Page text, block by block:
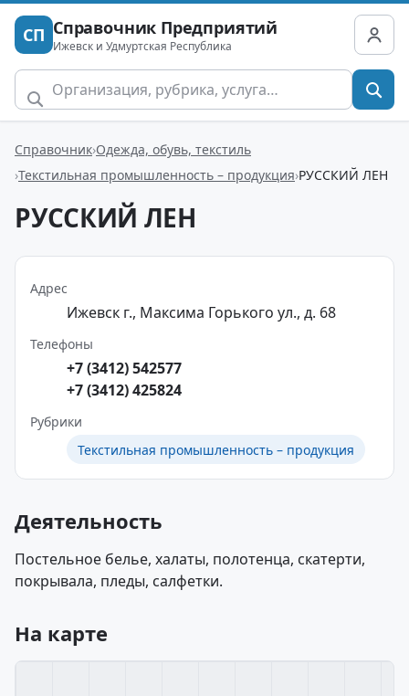
СП Справочник Предприятий
Ижевск и Удмуртская Республика
Справочник Одежда, обувь, текстиль
Текстильная промышленность – продукция РУССКИЙ ЛЕН
РУССКИЙ ЛЕН
Адрес
Ижевск г., Максима Горького ул., д. 68
Телефоны
+7 (3412) 542577
+7 (3412) 425824
Рубрики
Текстильная промышленность – продукция
Деятельность
Постельное белье, халаты, полотенца, скатерти,
покрывала, пледы, салфетки.
На карте